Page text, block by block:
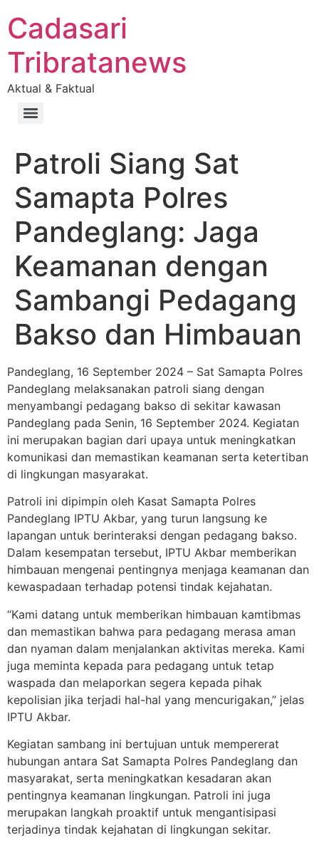
Cadasari
Tribratanews
Aktual & Faktual
Patroli Siang Sat
Samapta Polres
Pandeglang: Jaga
Keamanan dengan
Sambangi Pedagang
Bakso dan Himbauan
Pandeglang, 16 September 2024 – Sat Samapta Polres
Pandeglang melaksanakan patroli siang dengan
menyambangi pedagang bakso di sekitar kawasan
Pandeglang pada Senin, 16 September 2024. Kegiatan
ini merupakan bagian dari upaya untuk meningkatkan
komunikasi dan memastikan keamanan serta ketertiban
di lingkungan masyarakat.
Patroli ini dipimpin oleh Kasat Samapta Polres
Pandeglang IPTU Akbar, yang turun langsung ke
lapangan untuk berinteraksi dengan pedagang bakso.
Dalam kesempatan tersebut, IPTU Akbar memberikan
himbauan mengenai pentingnya menjaga keamanan dan
kewaspadaan terhadap potensi tindak kejahatan.
“Kami datang untuk memberikan himbauan kamtibmas
dan memastikan bahwa para pedagang merasa aman
dan nyaman dalam menjalankan aktivitas mereka. Kami
juga meminta kepada para pedagang untuk tetap
waspada dan melaporkan segera kepada pihak
kepolisian jika terjadi hal-hal yang mencurigakan,” jelas
IPTU Akbar.
Kegiatan sambang ini bertujuan untuk mempererat
hubungan antara Sat Samapta Polres Pandeglang dan
masyarakat, serta meningkatkan kesadaran akan
pentingnya keamanan lingkungan. Patroli ini juga
merupakan langkah proaktif untuk mengantisipasi
terjadinya tindak kejahatan di lingkungan sekitar.